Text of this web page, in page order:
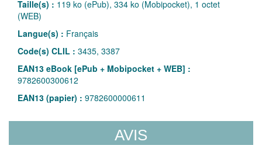
Taille(s) : 119 ko (ePub), 334 ko (Mobipocket), 1 octet
(WEB)
Langue(s) : Français
Code(s) CLIL : 3435, 3387
EAN13 eBook [ePub + Mobipocket + WEB] :
9782600300612
EAN13 (papier) : 9782600000611
AVIS